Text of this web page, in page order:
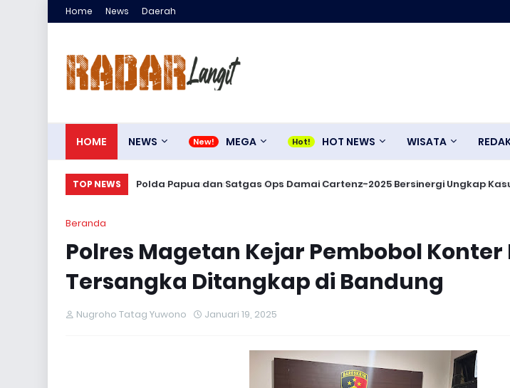
Home News Daerah
HOME NEWS MEGA HOT NEWS WISATA
TOP NEWS Polda Papua dan Satgas Ops Damai Cartenz-2025 Bersinergi Ungkap
Sosialisasi Dan imbauan Kamseltibcar Lantas Oleh Satlantas Polres
Beranda
Polres Magetan Kejar Pembobol Konter
Tersangka Ditangkap di Bandung
Nugroho Tatag Yuwono Januari 19, 2025